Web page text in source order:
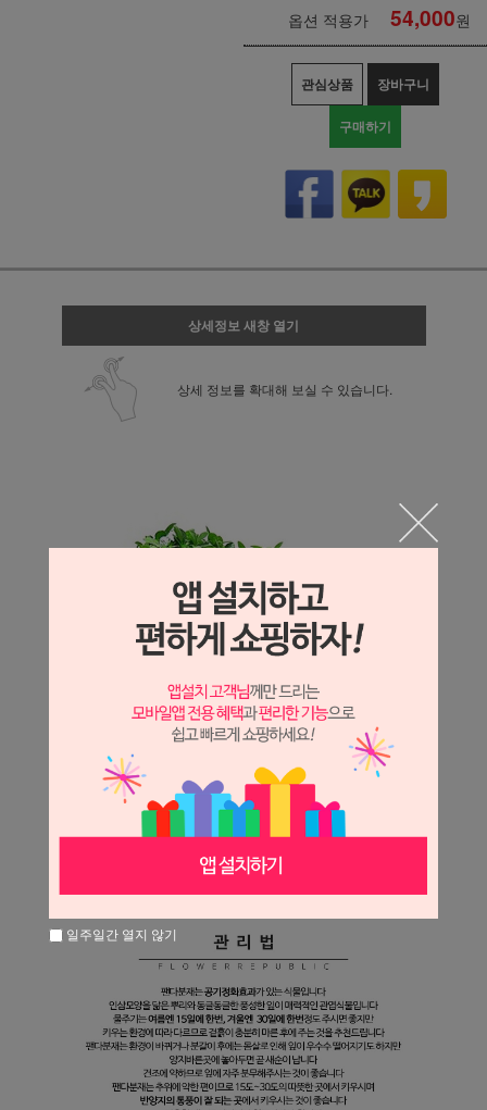
옵션 적용가 54,000원
관심상품 장바구니
구매하기
상세정보 새창 열기
상세 정보를 확대해 보실 수 있습니다.
일주일간 열지 않기